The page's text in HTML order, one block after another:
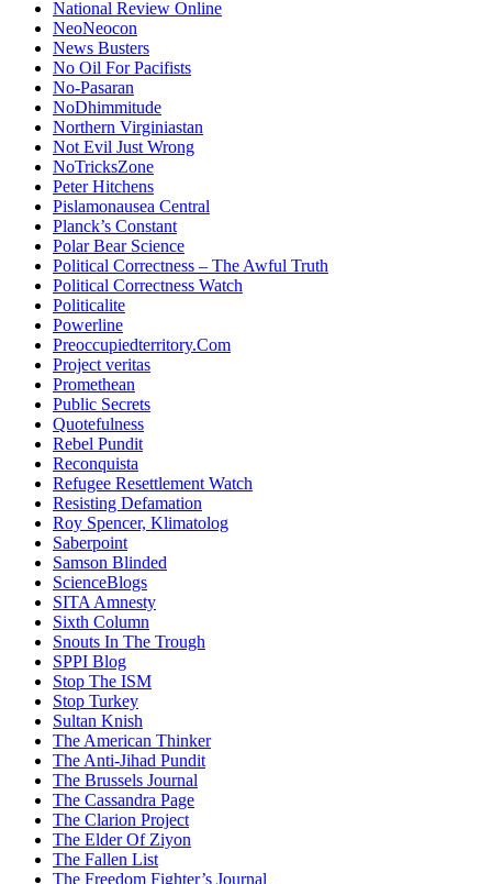
National Review Online
NeoNeocon
News Busters
No Oil For Pacifists
No-Pasaran
NoDhimmitude
Northern Virginiastan
Not Evil Just Wrong
NoTricksZone
Peter Hitchens
Pislamonausea Central
Planck’s Constant
Polar Bear Science
Political Correctness – The Awful Truth
Political Correctness Watch
Politicalite
Powerline
Preoccupiedterritory.Com
Project veritas
Promethean
Public Secrets
Quotefulness
Rebel Pundit
Reconquista
Refugee Resettlement Watch
Resisting Defamation
Roy Spencer, Klimatolog
Saberpoint
Samson Blinded
ScienceBlogs
SITA Amnesty
Sixth Column
Snouts In The Trough
SPPI Blog
Stop The ISM
Stop Turkey
Sultan Knish
The American Thinker
The Anti-Jihad Pundit
The Brussels Journal
The Cassandra Page
The Clarion Project
The Elder Of Ziyon
The Fallen List
The Freedom Fighter’s Journal